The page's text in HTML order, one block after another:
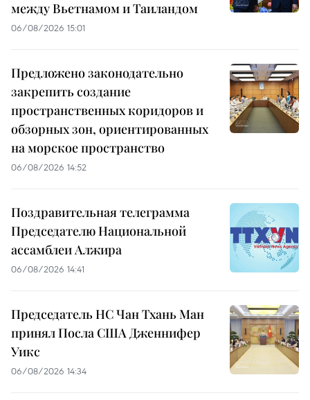
между Вьетнамом и Таиландом
06/08/2026 15:01
Предложено законодательно
закрепить создание
пространственных коридоров и
обзорных зон, ориентированных
на морское пространство
06/08/2026 14:52
Поздравительная телеграмма
Председателю Национальной
ассамблеи Алжира
06/08/2026 14:41
Председатель НС Чан Тхань Ман
принял Посла США Дженнифер
Уикс
06/08/2026 14:34